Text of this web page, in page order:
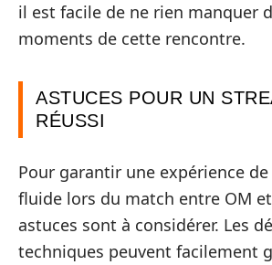
il est facile de ne rien manquer
moments de cette rencontre.
ASTUCES POUR UN
RÉUSSI
Pour garantir une expérience
fluide lors du match entre OM
astuces sont à considérer. Les
techniques peuvent facilement